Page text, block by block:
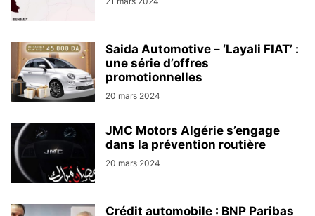
Saida Automotive – ‘Layali FIAT’ :
une série d’offres
promotionnelles
20 mars 2024
JMC Motors Algérie s’engage
dans la prévention routière
20 mars 2024
Crédit automobile : BNP Paribas